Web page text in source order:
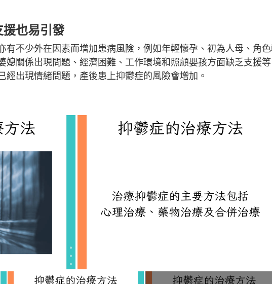
也易引發
有不少外在因素而增加患病風險，例如年輕懷孕、初為人母、角
媳關係出現問題、經濟困難、工作環境和照顧嬰孩方面缺乏支援
經出現情緒問題，產後患上抑鬱症的風險會增加。